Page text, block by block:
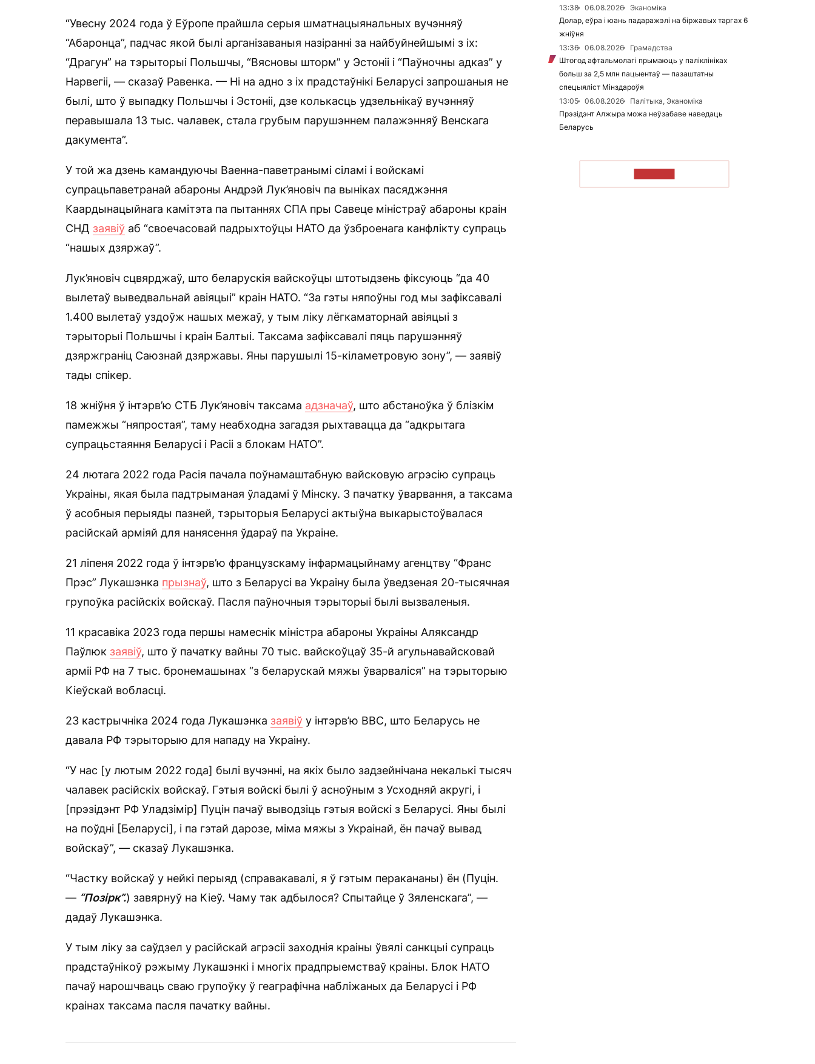
“Увесну 2024 года ў Еўропе прайшла серыя шматнацыянальных вучэнняў
“Абаронца”, падчас якой былі арганізаваныя назіранні за найбуйнейшымі з іх:
“Драгун” на тэрыторыі Польшчы, “Вясновы шторм” у Эстоніі і “Паўночны адказ” у
Нарвегіі, — сказаў Равенка. — Ні на адно з іх прадстаўнікі Беларусі запрошаныя не
былі, што ў выпадку Польшчы і Эстоніі, дзе колькасць удзельнікаў вучэнняў
перавышала 13 тыс. чалавек, стала грубым парушэннем палажэнняў Венскага
дакумента”.
У той жа дзень камандуючы Ваенна-паветранымі сіламі і войскамі
супрацьпаветранай абароны Андрэй Лук’яновіч па выніках пасяджэння
Каардынацыйнага камітэта па пытаннях СПА пры Савеце міністраў абароны краін
СНД заявіў аб “своечасовай падрыхтоўцы НАТО да ўзброенага канфлікту супраць
“нашых дзяржаў”.
Лук’яновіч сцвярджаў, што беларускія вайскоўцы штотыдзень фіксуюць “да 40
вылетаў выведвальнай авіяцыі” краін НАТО. “За гэты няпоўны год мы зафіксавалі
1.400 вылетаў уздоўж нашых межаў, у тым ліку лёгкаматорнай авіяцыі з
тэрыторыі Польшчы і краін Балтыі. Таксама зафіксавалі пяць парушэнняў
дзяржграніц Саюзнай дзяржавы. Яны парушылі 15-кіламетровую зону”, — заявіў
тады спікер.
18 жніўня ў інтэрв’ю СТБ Лук’яновіч таксама адзначаў, што абстаноўка ў блізкім
памежжы “няпростая”, таму неабходна загадзя рыхтавацца да “адкрытага
супрацьстаяння Беларусі і Расіі з блокам НАТО”.
24 лютага 2022 года Расія пачала поўнамаштабную вайсковую агрэсію супраць
Украіны, якая была падтрыманая ўладамі ў Мінску. З пачатку ўварвання, а таксама
ў асобныя перыяды пазней, тэрыторыя Беларусі актыўна выкарыстоўвалася
расійскай арміяй для нанясення ўдараў па Украіне.
21 ліпеня 2022 года ў інтэрв’ю французскаму інфармацыйнаму агенцтву “Франс
Прэс” Лукашэнка прызнаў, што з Беларусі ва Украіну была ўведзеная 20-тысячная
групоўка расійскіх войскаў. Пасля паўночныя тэрыторыі былі вызваленыя.
11 красавіка 2023 года першы намеснік міністра абароны Украіны Аляксандр
Паўлюк заявіў, што ў пачатку вайны 70 тыс. вайскоўцаў 35-й агульнавайсковай
арміі РФ на 7 тыс. бронемашынах “з беларускай мяжы ўварваліся” на тэрыторыю
Кіеўскай вобласці.
23 кастрычніка 2024 года Лукашэнка заявіў у інтэрв’ю BBC, што Беларусь не
давала РФ тэрыторыю для нападу на Украіну.
“У нас [у лютым 2022 года] былі вучэнні, на якіх было задзейнічана некалькі тысяч
чалавек расійскіх войскаў. Гэтыя войскі былі ў асноўным з Усходняй акругі, і
[прэзідэнт РФ Уладзімір] Пуцін пачаў выводзіць гэтыя войскі з Беларусі. Яны былі
на поўдні [Беларусі], і па гэтай дарозе, міма мяжы з Украінай, ён пачаў вывад
войскаў”, — сказаў Лукашэнка.
“Частку войскаў у нейкі перыяд (справакавалі, я ў гэтым перакананы) ён (Пуцін.
— “Позірк”.) завярнуў на Кіеў. Чаму так адбылося? Спытайце ў Зяленскага”, —
дадаў Лукашэнка.
У тым ліку за саўдзел у расійскай агрэсіі заходнія краіны ўвялі санкцыі супраць
прадстаўнікоў рэжыму Лукашэнкі і многіх прадпрыемстваў краіны. Блок НАТО
пачаў нарошчваць сваю групоўку ў геаграфічна набліжаных да Беларусі і РФ
краінах таксама пасля пачатку вайны.
13:38
06.08.2026
Эканоміка
Долар, еўра і юань падаражэлі на біржавых таргах 6
жніўня
13:36
06.08.2026
Грамадства
Штогод афтальмолагі прымаюць у паліклініках
больш за 2,5 млн пацыентаў — пазаштатны
спецыяліст Мінздароўя
13:05
06.08.2026
Палітыка, Эканоміка
Прэзідэнт Алжыра можа неўзабаве наведаць
Беларусь